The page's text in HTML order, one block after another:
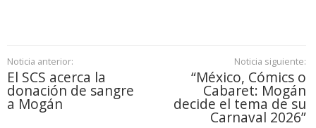
Noticia anterior:
El SCS acerca la
donación de sangre
a Mogán
Noticia siguiente:
“México, Cómics o
Cabaret: Mogán
decide el tema de su
Carnaval 2026”